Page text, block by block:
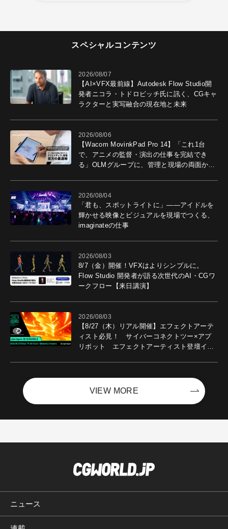
スペシャルコンテンツ
2026/08/07
【AI×VFX最前線】Autodesk Flow Studio開
発者ニコラ・トドロビッチ氏に訊く、CGキャ
ラクターと実写融合の現在地と未来
2026/08/06
【Wacom MovinkPad Pro 14】「これ1台
で、アニメの監督・演出の仕事を完結でき
る」OLMグループに、管理と現場の両面から
2026/08/04
「君も、スポットライトに」――アイドルを
輝かせる映像とビジュアルを現場でつくる、
imaginateの仕事
2026/08/03
8/7（金）開催！VFXはよりシンプルに。
Flow Studio 開発者が語る次世代のAI・CGワ
ークフロー【来日講演】
2026/08/03
【8/27（木）リアル開催】エフェクトアーテ
ィスト必見！ サイバーコネクトツー×アプ
リボット エフェクトアーティスト登壇イベ
VIEW MORE
ニュース